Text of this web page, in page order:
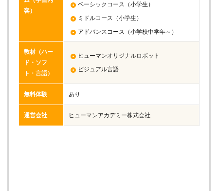
容）
ベーシックコース（小学生）
ミドルコース（小学生）
アドバンスコース（小学校中学年～）
教材（ハー
ド・ソフ
ト・言語）
ヒューマンオリジナルロボット
ビジュアル言語
無料体験 あり
運営会社 ヒューマンアカデミー株式会社